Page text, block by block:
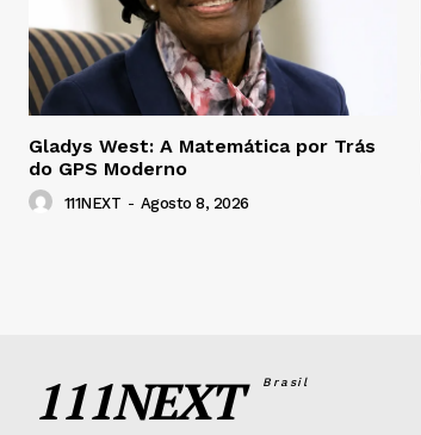
Gladys West: A Matemática por Trás
do GPS Moderno
111NEXT - Agosto 8, 2026
111NEXTBrasil